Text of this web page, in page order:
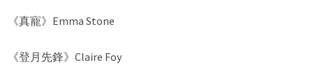
《真寵》Emma Stone
《登月先鋒》Claire Foy